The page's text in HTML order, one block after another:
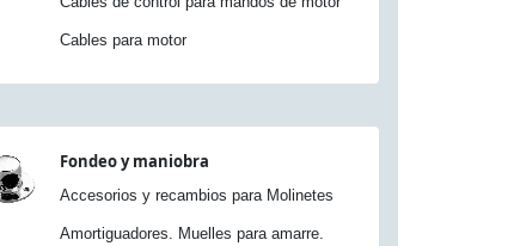
Cables para motor
Fondeo y maniobra
Accesorios y recambios para Molinetes
Amortiguadores. Muelles para amarre.